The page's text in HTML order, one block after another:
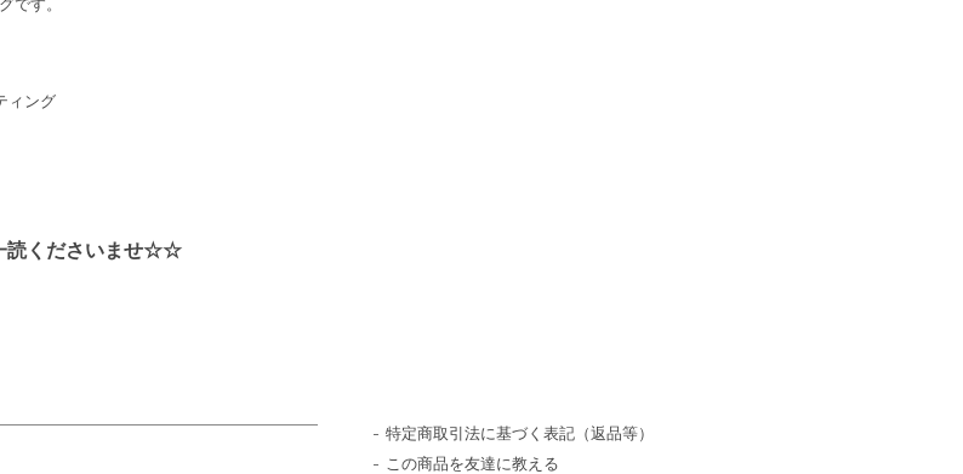
です。
ング
読くださいませ☆☆
特定商取引法に基づく表記（返品等）
この商品を友達に教える